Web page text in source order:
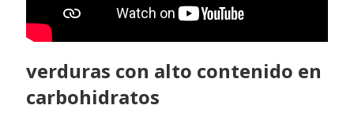
verduras con alto contenido en
carbohidratos